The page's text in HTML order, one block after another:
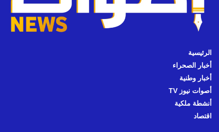
الرئيسية
أخبار الصحراء
أخبار وطنية
أصوات نيوز TV
أنشطة ملكية
اقتصاد